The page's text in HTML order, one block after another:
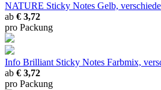
NATURE Sticky Notes Gelb,
ab € 3,72
pro Packung
Info Brilliant Sticky Notes Farbmix,
ab € 3,72
pro Packung